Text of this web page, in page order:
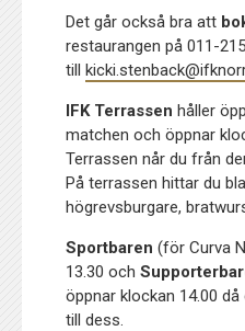
Det går också bra att
restaurangen på 011-
till
IFK Terrassen håller
matchen och öppnar
Terrassen når du från
På terrassen hittar du
högrevsburgare,
Sportbaren (för Curva
13.30 och
öppnar klockan 14.00
till dess.